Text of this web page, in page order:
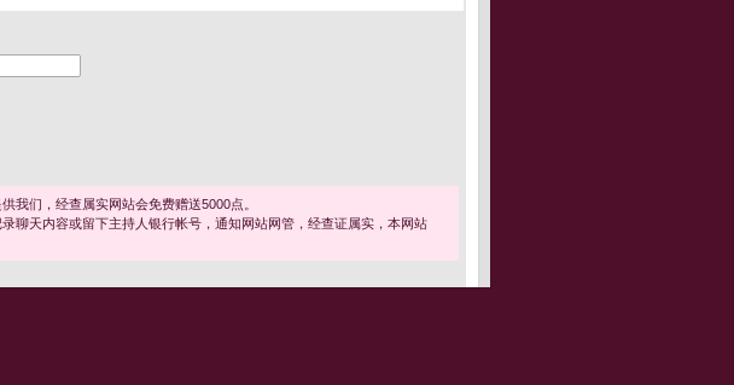
我们，经查属实网站会免费赠送5000点。
聊天内容或留下主持人银行帐号，通知网站网管，经查证属实，本网站